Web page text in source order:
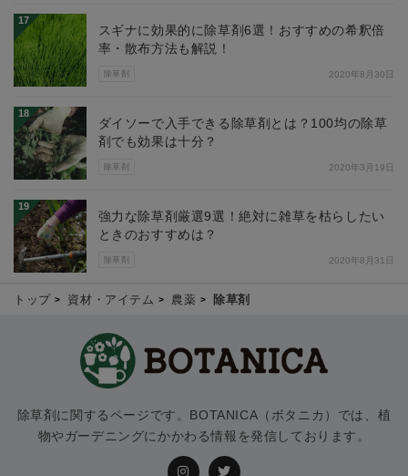
17
除草剤
スギナに効果的に除草剤6選！おすすめの希釈倍
率・散布方法も解説！
2020年8月30日
18
除草剤
ダイソーで入手できる除草剤とは？100均の除草
剤でも効果は十分？
2020年3月19日
19
除草剤
強力な除草剤厳選9選！絶対に雑草を枯らしたい
ときのおすすめは？
2020年8月31日
トップ 資材・アイテム 農薬 除草剤
除草剤に関するページです。BOTANICA（ボタニカ）では、植
物やガーデニングにかかわる情報を発信しております。